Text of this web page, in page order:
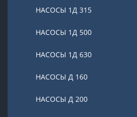
НАСОСЫ 1Д 315
НАСОСЫ 1Д 500
НАСОСЫ 1Д 630
НАСОСЫ Д 160
НАСОСЫ Д 200